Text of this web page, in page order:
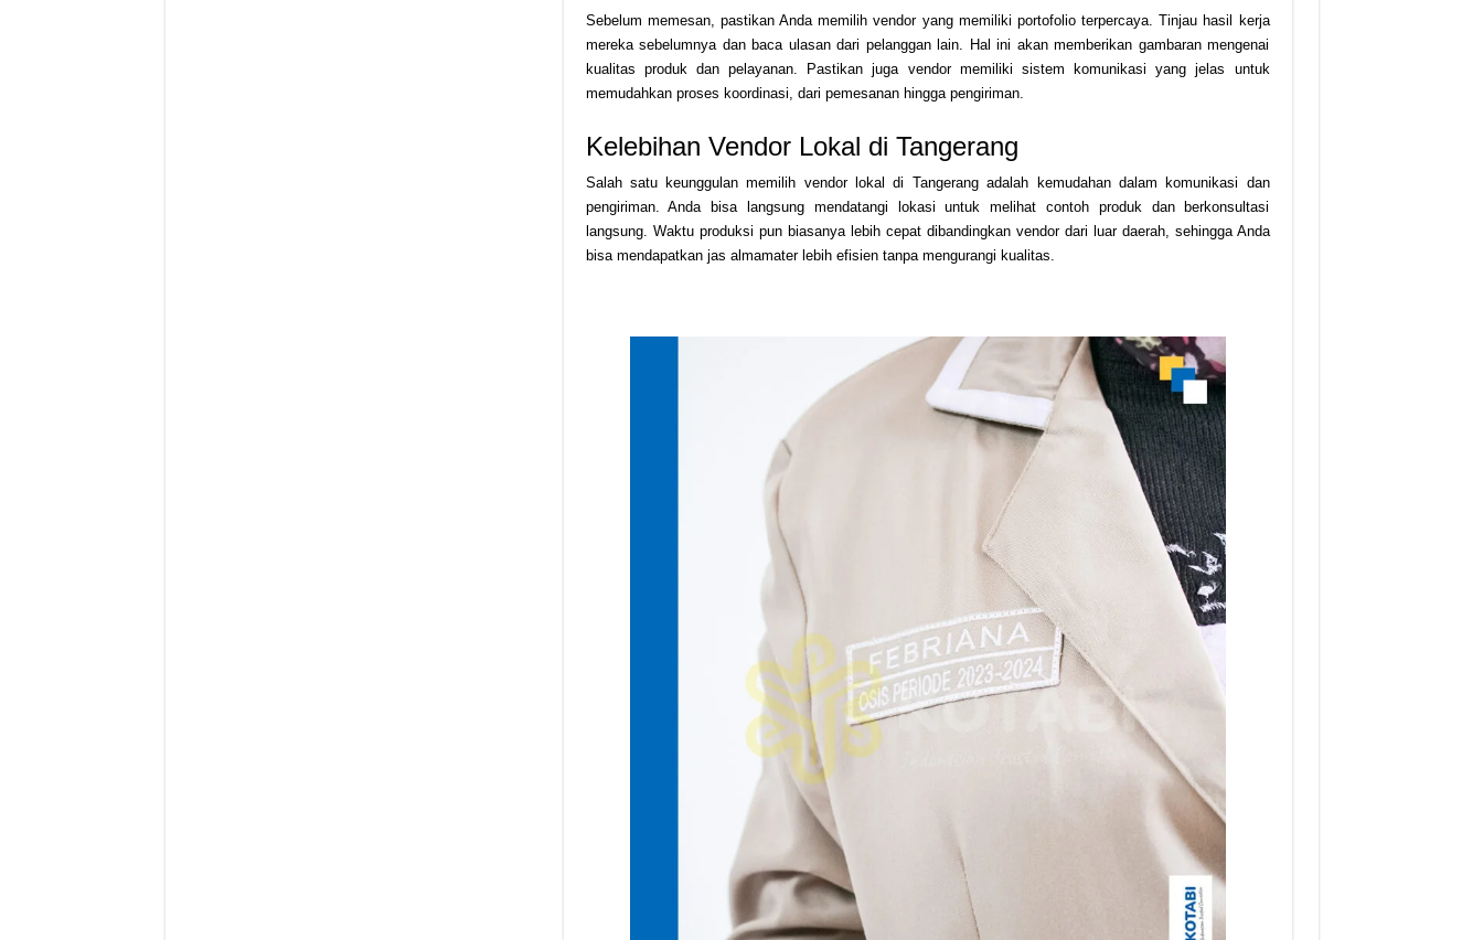
Sebelum memesan, pastikan Anda memilih vendor yang memiliki portofolio terpercaya. Tinjau hasil kerja
mereka sebelumnya dan baca ulasan dari pelanggan lain. Hal ini akan memberikan gambaran mengenai
kualitas produk dan pelayanan. Pastikan juga vendor memiliki sistem komunikasi yang jelas untuk
memudahkan proses koordinasi, dari pemesanan hingga pengiriman.
Kelebihan Vendor Lokal di Tangerang
Salah satu keunggulan memilih vendor lokal di Tangerang adalah kemudahan dalam komunikasi dan
pengiriman. Anda bisa langsung mendatangi lokasi untuk melihat contoh produk dan berkonsultasi
langsung. Waktu produksi pun biasanya lebih cepat dibandingkan vendor dari luar daerah, sehingga Anda
bisa mendapatkan jas almamater lebih efisien tanpa mengurangi kualitas.